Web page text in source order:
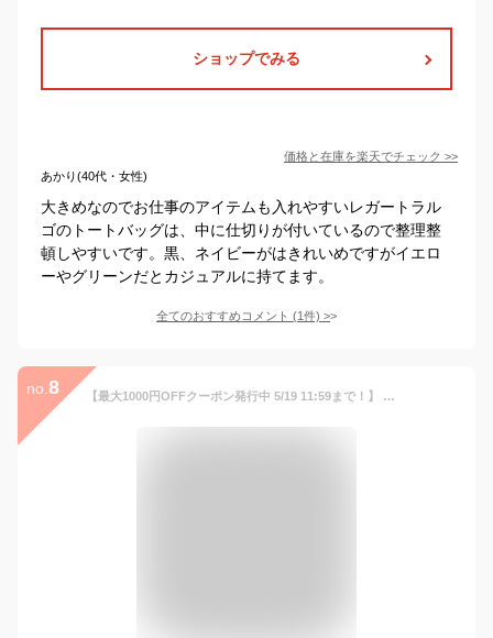
ショップでみる
価格と在庫を楽天でチェック >>
あかり(40代・女性)
大きめなのでお仕事のアイテムも入れやすいレガートラル
ゴのトートバッグは、中に仕切りが付いているので整理整
頓しやすいです。黒、ネイビーがはきれいめですがイエロ
ーやグリーンだとカジュアルに持てます。
全てのおすすめコメント (1件) >
no. 8 【最大1000円OFFクーポン発行中 5/19 11:59まで！】 イザック Y’SACCS バッグ トートバッグ ショルダー レディース 撥水 POLKA DOTS TOTE S ポルカドット ブラック ネイビー 黒 Y92-11-02 母の日